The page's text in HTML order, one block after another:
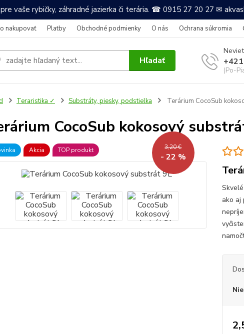
vaše rybičky, záhradné jazierka či terária. ☎ 0915 27 20 27 ✉
nakupovať Platby Obchodné podmienky O nás Ochrana súkromia
Hľadať
(Po-
Teraristika ✓ Substráty, piesky, podstielka Terárium CocoSub
CocoSub kokosový
Akcia TOP produkt 3,20 €
- 22 %
ako aj